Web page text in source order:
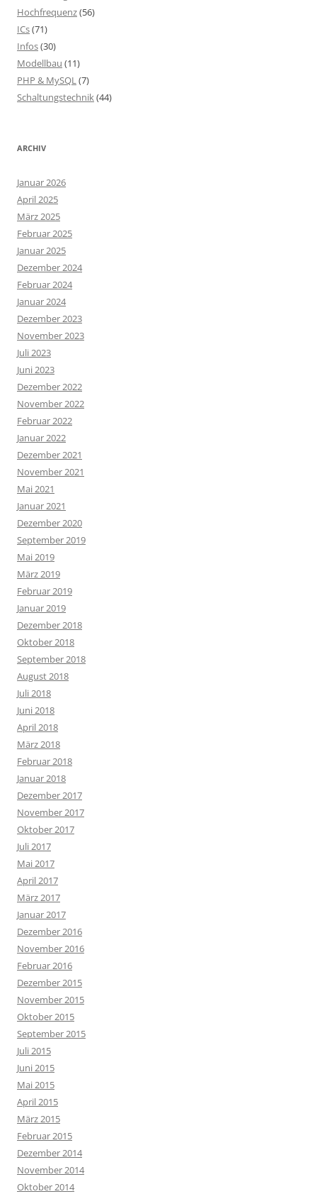
Hochfrequenz(56)
ICs(71)
Infos(30)
Modellbau (11)
PHP & MySQL(7)
Schaltungstechnik(44)
ARCHIV
Januar 2026
April 2025
März 2025
Februar 2025
Januar 2025
Dezember 2024
Februar 2024
Januar 2024
Dezember 2023
November 2023
Juli 2023
Juni 2023
Dezember 2022
November 2022
Februar 2022
Januar 2022
Dezember 2021
November 2021
Mai 2021
Januar 2021
Dezember 2020
September 2019
Mai 2019
März 2019
Februar 2019
Januar 2019
Dezember 2018
Oktober 2018
September 2018
August 2018
Juli 2018
Juni 2018
April 2018
März 2018
Februar 2018
Januar 2018
Dezember 2017
November 2017
Oktober 2017
Juli 2017
Mai 2017
April 2017
März 2017
Januar 2017
Dezember 2016
November 2016
Februar 2016
Dezember 2015
November 2015
Oktober 2015
September 2015
Juli 2015
Juni 2015
Mai 2015
April 2015
März 2015
Februar 2015
Dezember 2014
November 2014
Oktober 2014